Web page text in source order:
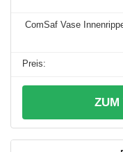
ComSaf Vase
ZUM